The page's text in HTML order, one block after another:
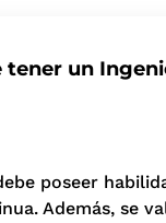
tener un
poseer
Además, se